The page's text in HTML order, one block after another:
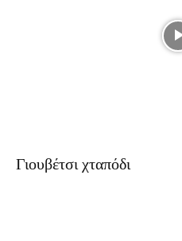
Γιουβέτσι χταπόδι